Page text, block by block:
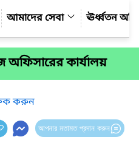
আমাদের সেবা ঊর্ধ্বতন
অফিসারের কার্যালয়
করুন
আপনার মতামত প্রদান করুন